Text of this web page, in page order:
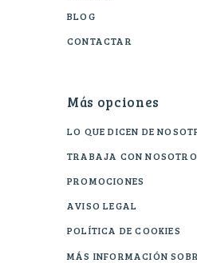
BLOG
CONTACTAR
Más opciones
LO QUE DICEN DE
TRABAJA CON
PROMOCIONES
AVISO LEGAL
POLÍTICA DE COOKIES
MÁS INFORMACIÓN